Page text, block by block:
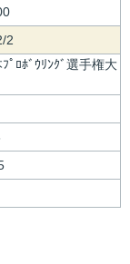
2
ﾟﾛﾎﾞｳﾘﾝｸﾞ選手権大